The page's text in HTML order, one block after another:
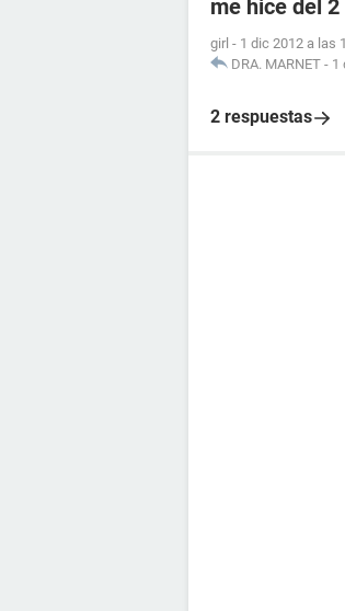
me hice del
girl - 1 dic 2012 a las
DRA. MARNET - 1
2 respuestas